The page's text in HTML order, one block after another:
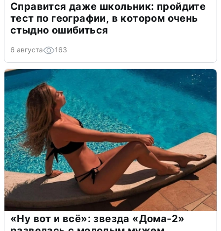
Справится даже школьник: пройдите
тест по географии, в котором очень
стыдно ошибиться
6 августа 163
«Ну вот и всё»: звезда «Дома-2»